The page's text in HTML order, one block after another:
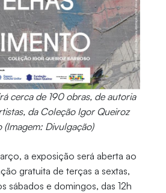
cerca de 190 obras, de autoria
da Coleção Igor Queiroz
(Imagem: Divulgação)
a exposição será aberta ao
gratuita de terças a sextas,
sábados e domingos, das 12h